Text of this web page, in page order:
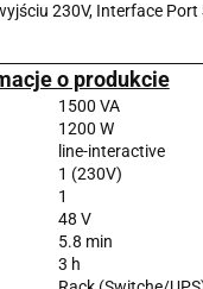
230V, Interface
o produkcie
1500 VA
1200 W
line-interactive
1 (230V)
1
48 V
5.8 min
3 h